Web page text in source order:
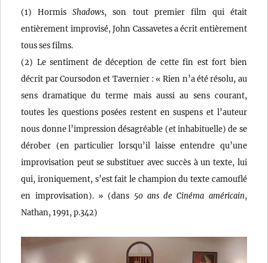
(1) HormisShadows, son tout premier film qui était
entièrement improvisé, John Cassavetes a écrit entièrement
tous ses films.
(2) Le sentiment de déception de cette fin est fort bien
décrit par Coursodon et Tavernier : « Rien n’a été résolu, au
sens dramatique du terme mais aussi au sens courant,
toutes les questions posées restent en suspens et l’auteur
nous donne l’impression désagréable (et inhabituelle) de se
dérober (en particulier lorsqu’il laisse entendre qu’une
improvisation peut se substituer avec succès à un texte, lui
qui, ironiquement, s’est fait le champion du texte camouflé
en improvisation). » (dans 50 ans de Cinéma américain,
Nathan, 1991, p.342)